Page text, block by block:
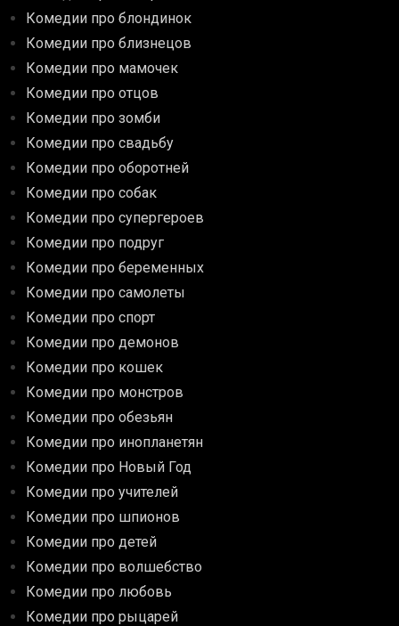
Комедии про блондинок
Комедии про близнецов
Комедии про мамочек
Комедии про отцов
Комедии про зомби
Комедии про свадьбу
Комедии про оборотней
Комедии про собак
Комедии про супергероев
Комедии про подруг
Комедии про беременных
Комедии про самолеты
Комедии про спорт
Комедии про демонов
Комедии про кошек
Комедии про монстров
Комедии про обезьян
Комедии про инопланетян
Комедии про Новый Год
Комедии про учителей
Комедии про шпионов
Комедии про детей
Комедии про волшебство
Комедии про любовь
Комедии про рыцарей